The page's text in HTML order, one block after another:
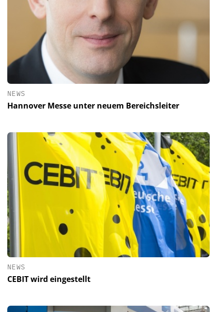
NEWS
Hannover Messe unter neuem Bereichsleiter
NEWS
CEBIT wird eingestellt